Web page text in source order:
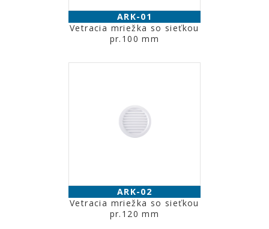
ARK-01
Vetracia mriežka so sieťkou
pr.100 mm
ARK-02
Vetracia mriežka so sieťkou
pr.120 mm